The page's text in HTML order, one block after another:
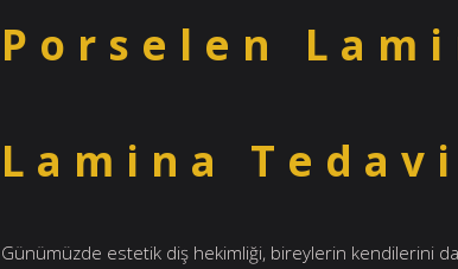
Porselen
Lamina
Günümüzde estetik diş hekimliği, bireylerin kendilerini